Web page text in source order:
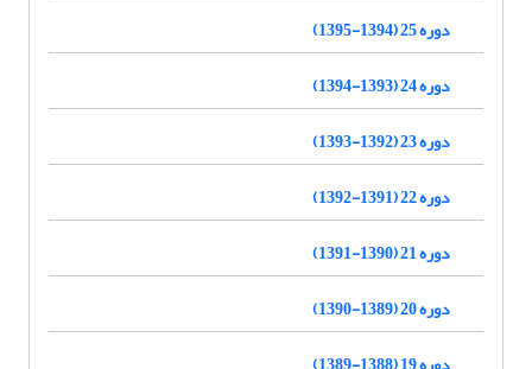
دوره 25 (1394-1395)
دوره 24 (1393-1394)
دوره 23 (1392-1393)
دوره 22 (1391-1392)
دوره 21 (1390-1391)
دوره 20 (1389-1390)